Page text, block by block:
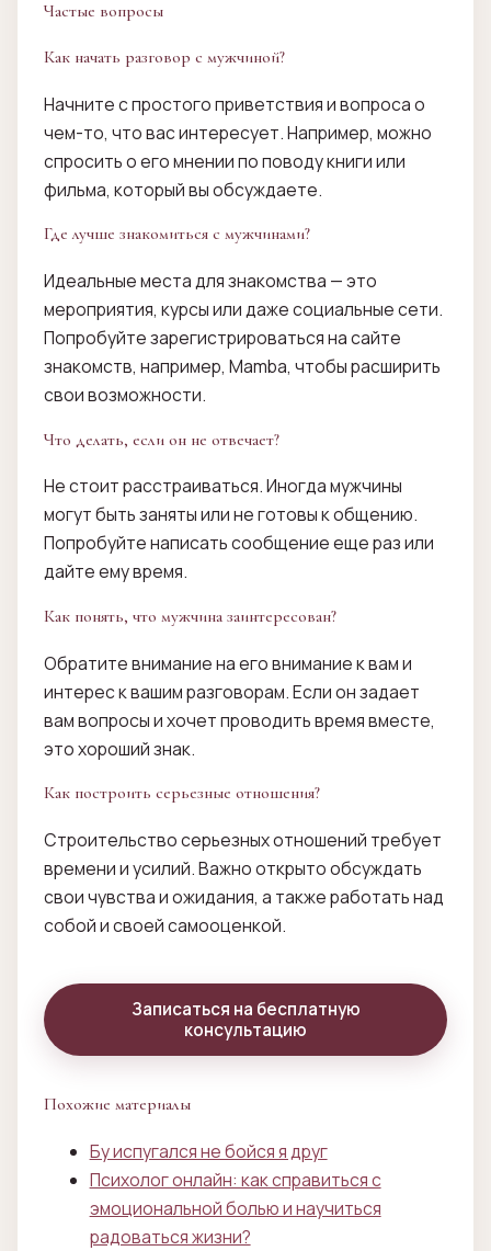
Частые вопросы
Как начать разговор с мужчиной?
Начните с простого приветствия и вопроса о
чем-то, что вас интересует. Например, можно
спросить о его мнении по поводу книги или
фильма, который вы обсуждаете.
Где лучше знакомиться с мужчинами?
Идеальные места для знакомства — это
мероприятия, курсы или даже социальные сети.
Попробуйте зарегистрироваться на сайте
знакомств, например, Mamba, чтобы расширить
свои возможности.
Что делать, если он не отвечает?
Не стоит расстраиваться. Иногда мужчины
могут быть заняты или не готовы к общению.
Попробуйте написать сообщение еще раз или
дайте ему время.
Как понять, что мужчина заинтересован?
Обратите внимание на его внимание к вам и
интерес к вашим разговорам. Если он задает
вам вопросы и хочет проводить время вместе,
это хороший знак.
Как построить серьезные отношения?
Строительство серьезных отношений требует
времени и усилий. Важно открыто обсуждать
свои чувства и ожидания, а также работать над
собой и своей самооценкой.
Записаться на бесплатную
консультацию
Похожие материалы
Бу испугался не бойся я друг
Психолог онлайн: как справиться с
эмоциональной болью и научиться
радоваться жизни?